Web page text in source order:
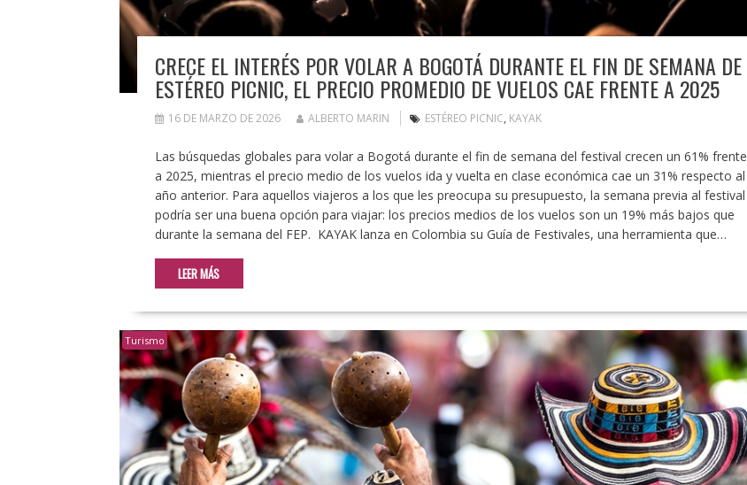
CRECE EL INTERÉS POR VOLAR A BOGOTÁ DURANTE EL FIN DE SEMANA DE
ESTÉREO PICNIC, EL PRECIO PROMEDIO DE VUELOS CAE FRENTE A 2025
16 DE MARZO DE 2026 ALBERTO MARIN ESTÉREO PICNIC, KAYAK
Las búsquedas globales para volar a Bogotá durante el fin de semana del festival crecen un 61% frente
a 2025, mientras el precio medio de los vuelos ida y vuelta en clase económica cae un 31% respecto al
año anterior. Para aquellos viajeros a los que les preocupa su presupuesto, la semana previa al festival
podría ser una buena opción para viajar: los precios medios de los vuelos son un 19% más bajos que
durante la semana del FEP. KAYAK lanza en Colombia su Guía de Festivales, una herramienta que…
LEER MÁS
Turismo